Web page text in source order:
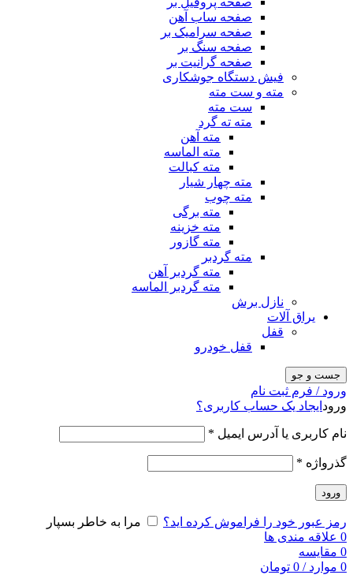
صفحه ساب آهن
صفحه سرامیک بر
صفحه سنگ بر
صفحه گرانیت بر
فیش دستگاه جوشکاری
مته و ست مته
ست مته
مته ته گرد
مته آهن
مته الماسه
مته کبالت
مته چهار شیار
مته چوب
مته برگی
مته خزینه
مته گازور
مته گردبر
مته گردبر آهن
مته گردبر الماسه
نازل برش
یراق آلات
قفل
قفل خودرو
جست و جو
ورود / فرم ثبت نام
ورود ایجاد یک حساب کاربری؟
نام کاربری یا آدرس ایمیل *
گذرواژه *
ورود
رمز عبور خود را فراموش کرده اید؟
مرا به خاطر بسپار
0 علاقه مندی ها
0 مقایسه
0 موارد /
0 تومان